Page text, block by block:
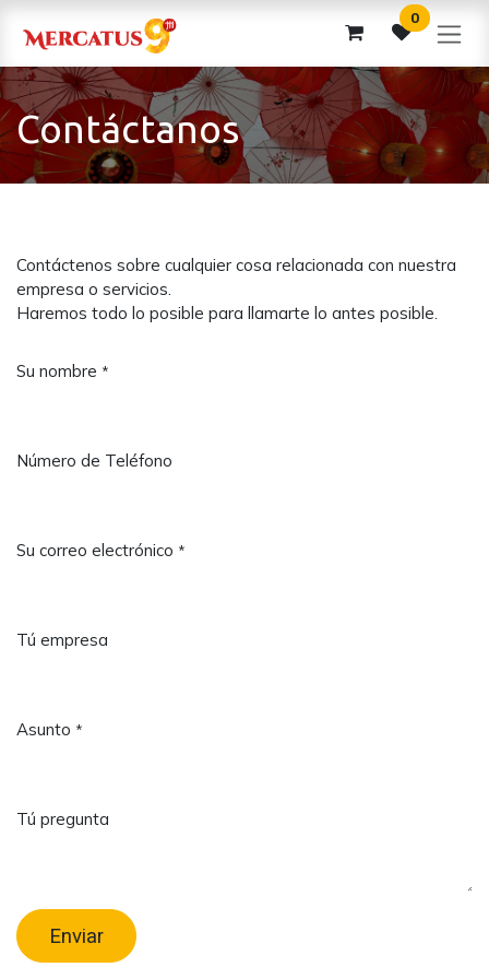
0
Contáctanos
Contáctenos sobre cualquier cosa relacionada con nuestra
empresa o servicios.
Haremos todo lo posible para llamarte lo antes posible.
Su nombre *
Número de Teléfono
Su correo electrónico *
Tú empresa
Asunto *
Tú pregunta
Enviar